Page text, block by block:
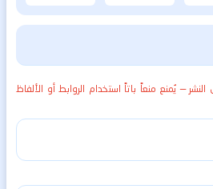
— يُمنع منعاً باتاً استخدام الروابط أو الألفاظ